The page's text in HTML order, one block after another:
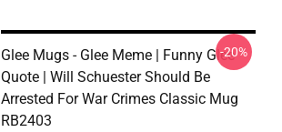
Glee Mugs - Glee Meme | Funny Glee
Quote | Will Schuester Should Be
Arrested For War Crimes Classic Mug
RB2403
-20%